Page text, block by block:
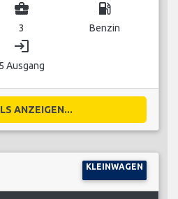
business_center
3
local_gas_station
Benzin
login
5 Ausgang
ANZEIGEN...
KLEINWAGEN